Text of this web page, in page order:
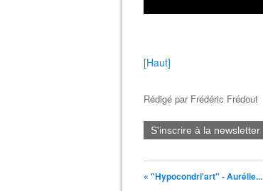
[Haut]
Rédigé par Frédéric Frédout
S'inscrire à la newsletter
« "Hypocondri'art" - Aurélie...